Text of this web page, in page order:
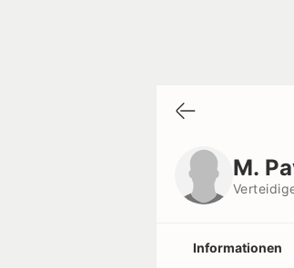
M.
Informationen